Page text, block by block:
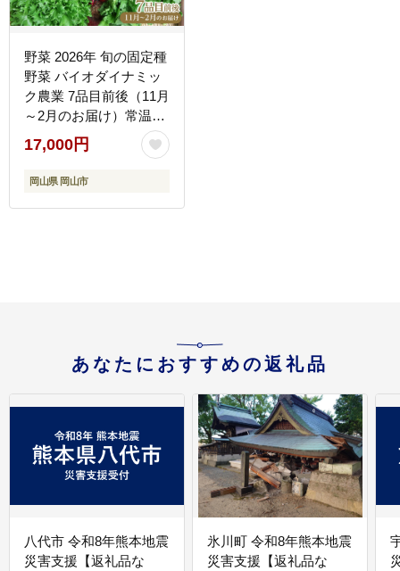
野菜 2026年 旬の固定種
野菜 バイオダイナミッ
ク農業 7品目前後（11月
～2月のお届け）常温配
17,000円
岡山県 岡山市
あなたにおすすめの返礼品
八代市 令和8年熊本地震
災害支援【返礼品な
氷川町 令和8年熊本地震
災害支援【返礼品な